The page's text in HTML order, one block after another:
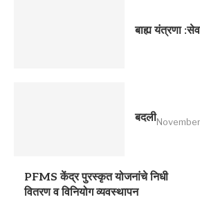
बाह्य यंत्रणा
बदली
PFMS केंद्र पुरस्कृत योजनांचे निधी
वितरण व विनियोग व्यवस्थापन